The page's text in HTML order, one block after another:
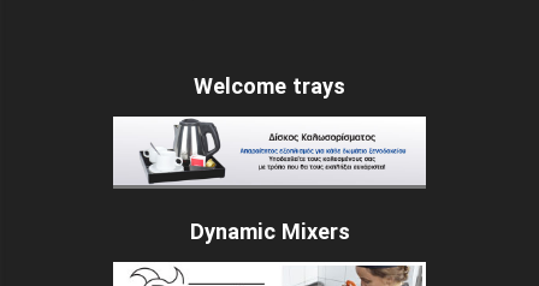
Welcome trays
Dynamic Mixers